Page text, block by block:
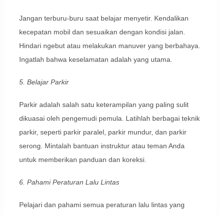
Jangan terburu-buru saat belajar menyetir. Kendalikan
kecepatan mobil dan sesuaikan dengan kondisi jalan.
Hindari ngebut atau melakukan manuver yang berbahaya.
Ingatlah bahwa keselamatan adalah yang utama.
5. Belajar Parkir
Parkir adalah salah satu keterampilan yang paling sulit
dikuasai oleh pengemudi pemula. Latihlah berbagai teknik
parkir, seperti parkir paralel, parkir mundur, dan parkir
serong. Mintalah bantuan instruktur atau teman Anda
untuk memberikan panduan dan koreksi.
6. Pahami Peraturan Lalu Lintas
Pelajari dan pahami semua peraturan lalu lintas yang